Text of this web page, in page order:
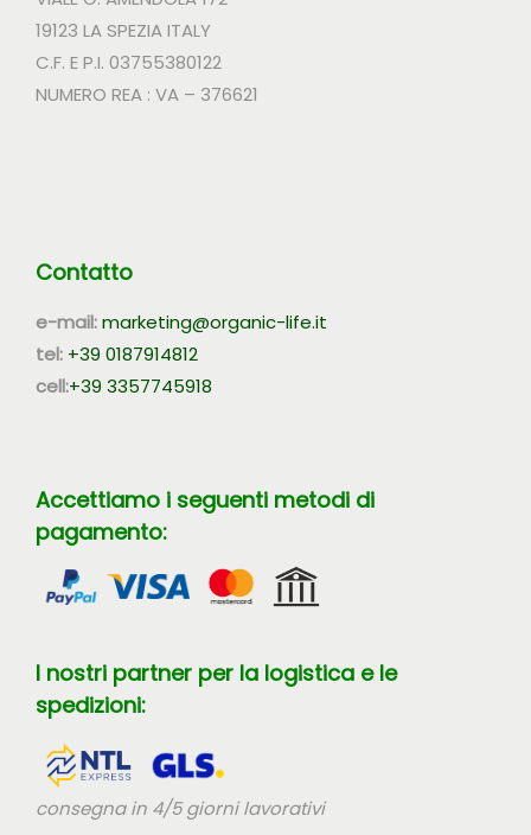
19123 LA SPEZIA ITALY
C.F. E P.I. 03755380122
NUMERO REA : VA – 376621
Contatto
e-mail:marketing@organic-life.it
tel: +39 0187914812
cell:+39 3357745918
Accettiamo i seguenti metodi di
pagamento:
I nostri partner per la logistica e le
spedizioni:
consegna in 4/5 giorni lavorativi